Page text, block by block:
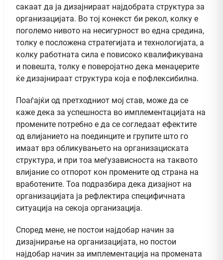
сакаат да ја дизајнираат најдобрата структура за
организацијата. Во тој конекст би рекол, колку е
поголемо нивото на несигурност во една средина,
толку е посложена стратегијата и технологијата, а
колку работната сила е повисоко квалификувана
и повешта, толку е поверојатно дека менаџерите
ќе дизајнираат структура која е пофлексибилна.
Поаѓајќи од претходниот мој став, може да се
каже дека за успешноста во имплементацијата на
промените потребно е да се согледаат ефектите
од влијанието на поединците и групите што го
имаат врз обликувањето на организациската
структура, и при тоа меѓузависноста на таквото
влијание со отпорот кон промените од страна на
вработените. Тоа подразбира дека дизајнот на
организацијата ја рефлектира специфичната
ситуација на секоја организација.
Според мене, не постои најдобар начин за
дизајнирање на организацијата, но постои
најдобар начин за имплементација на промената